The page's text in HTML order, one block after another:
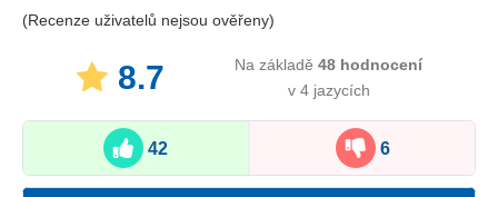
(Recenze uživatelů nejsou ověřeny)
8.7 Na základě 48 hodnocení
v 4 jazycích
42 6